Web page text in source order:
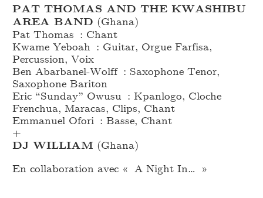
PAT THOMAS AND THE KWASHIBU
AREA BAND (Ghana)
Pat Thomas : Chant
Kwame Yeboah : Guitar, Orgue Farfisa,
Percussion, Voix
Ben Abarbanel-Wolff : Saxophone Tenor,
Saxophone Bariton
Eric “Sunday” Owusu : Kpanlogo, Cloche
Frenchua, Maracas, Clips, Chant
Emmanuel Ofori : Basse, Chant
+
DJ WILLIAM (Ghana)
En collaboration avec « A Night In… »